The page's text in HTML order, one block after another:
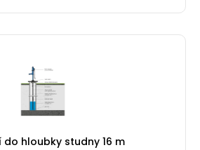
do hloubky studny 16 m